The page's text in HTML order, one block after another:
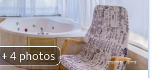
+ 4 photos